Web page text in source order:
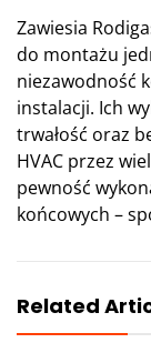
Zawiesia
do montażu
niezawodność
instalacji. Ich
trwałość oraz
HVAC przez
pewność
końcowych –
Related